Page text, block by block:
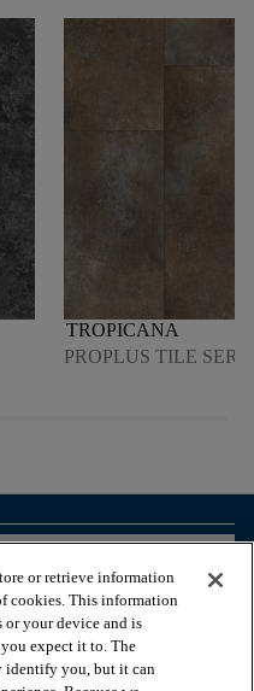
TROPICANA
PROPLUS TILE
or retrieve information
cookies. This information
or your device and is
expect it to. The
identify you, but it can